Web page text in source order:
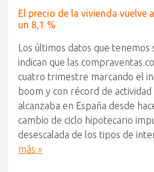
El precio de la vivienda vuelve
un 8,1 %
Los últimos datos que
indican que las compraventas
cuatro trimestre marcando el
boom y con récord de actividad
alcanzaba en España desde
cambio de ciclo hipotecario
desescalada de los tipos de
más »